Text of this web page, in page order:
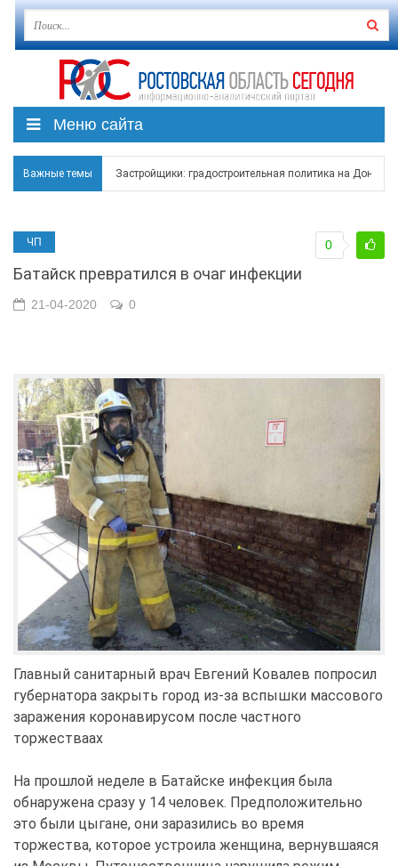
Меню сайта
Важные темы
Застройщики: градостроительная политика на Дону
Режим ЧС регионального характера начал
В Ростове задержан подозреваемый в ночном
Среди детей, ставших жертвами вражеской атаки в
ЧП
Батайск превратился в очаг инфекции
0
21-04-2020 0
Главный санитарный врач Евгений Ковалев попросил
губернатора закрыть город из-за вспышки массового
заражения коронавирусом после частного
торжествaax
На прошлой неделе в Батайске инфекция была
обнаружена сразу у 14 человек. Предположительно
это были цыгане, они заразились во время
торжества, которое устроила женщина, вернувшаяся